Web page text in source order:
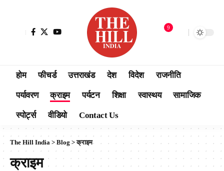
9
होम फीचर्ड उत्तराखंड देश विदेश राजनीति
पर्यावरण क्राइम पर्यटन शिक्षा स्वास्थय सामाजिक
स्पोर्ट्स वीडियो Contact Us
The Hill India >Blog>क्राइम
क्राइम